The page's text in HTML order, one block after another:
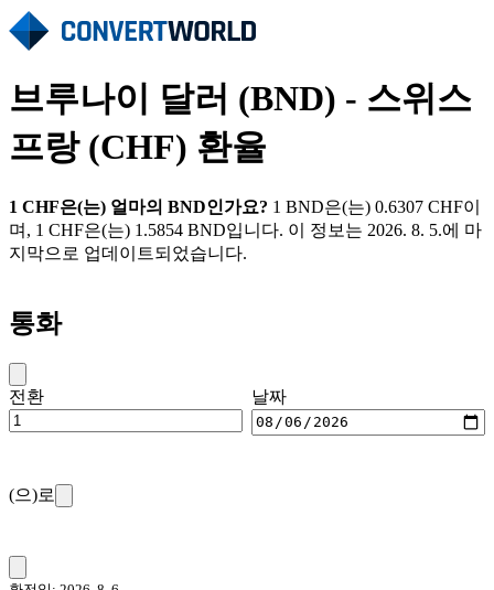
브루나이 달러 (BND) - 스위스
프랑 (CHF) 환율
1 CHF은(는) 얼마의 BND인가요? 1 BND은(는) 0.6307 CHF이
며, 1 CHF은(는) 1.5854 BND입니다. 이 정보는 2026. 8. 5.에 마
지막으로 업데이트되었습니다.
통화
전환 날짜
(으)로